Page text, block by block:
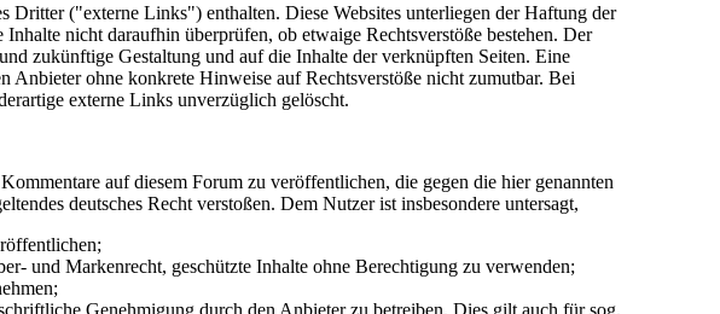
Dritter ("externe Links") enthalten. Diese Websites unterliegen der Haftung der
nicht daraufhin überprüfen, ob etwaige Rechtsverstöße bestehen. Der
zukünftige Gestaltung und auf die Inhalte der verknüpften Seiten. Eine
Anbieter ohne konkrete Hinweise auf Rechtsverstöße nicht zumutbar. Bei
externe Links unverzüglich gelöscht.
auf diesem Forum zu veröffentlichen, die gegen die hier genannten
deutsches Recht verstoßen. Dem Nutzer ist insbesondere untersagt,
und Markenrecht, geschützte Inhalte ohne Berechtigung zu verwenden;
Genehmigung durch den Anbieter zu betreiben. Dies gilt auch für sog.